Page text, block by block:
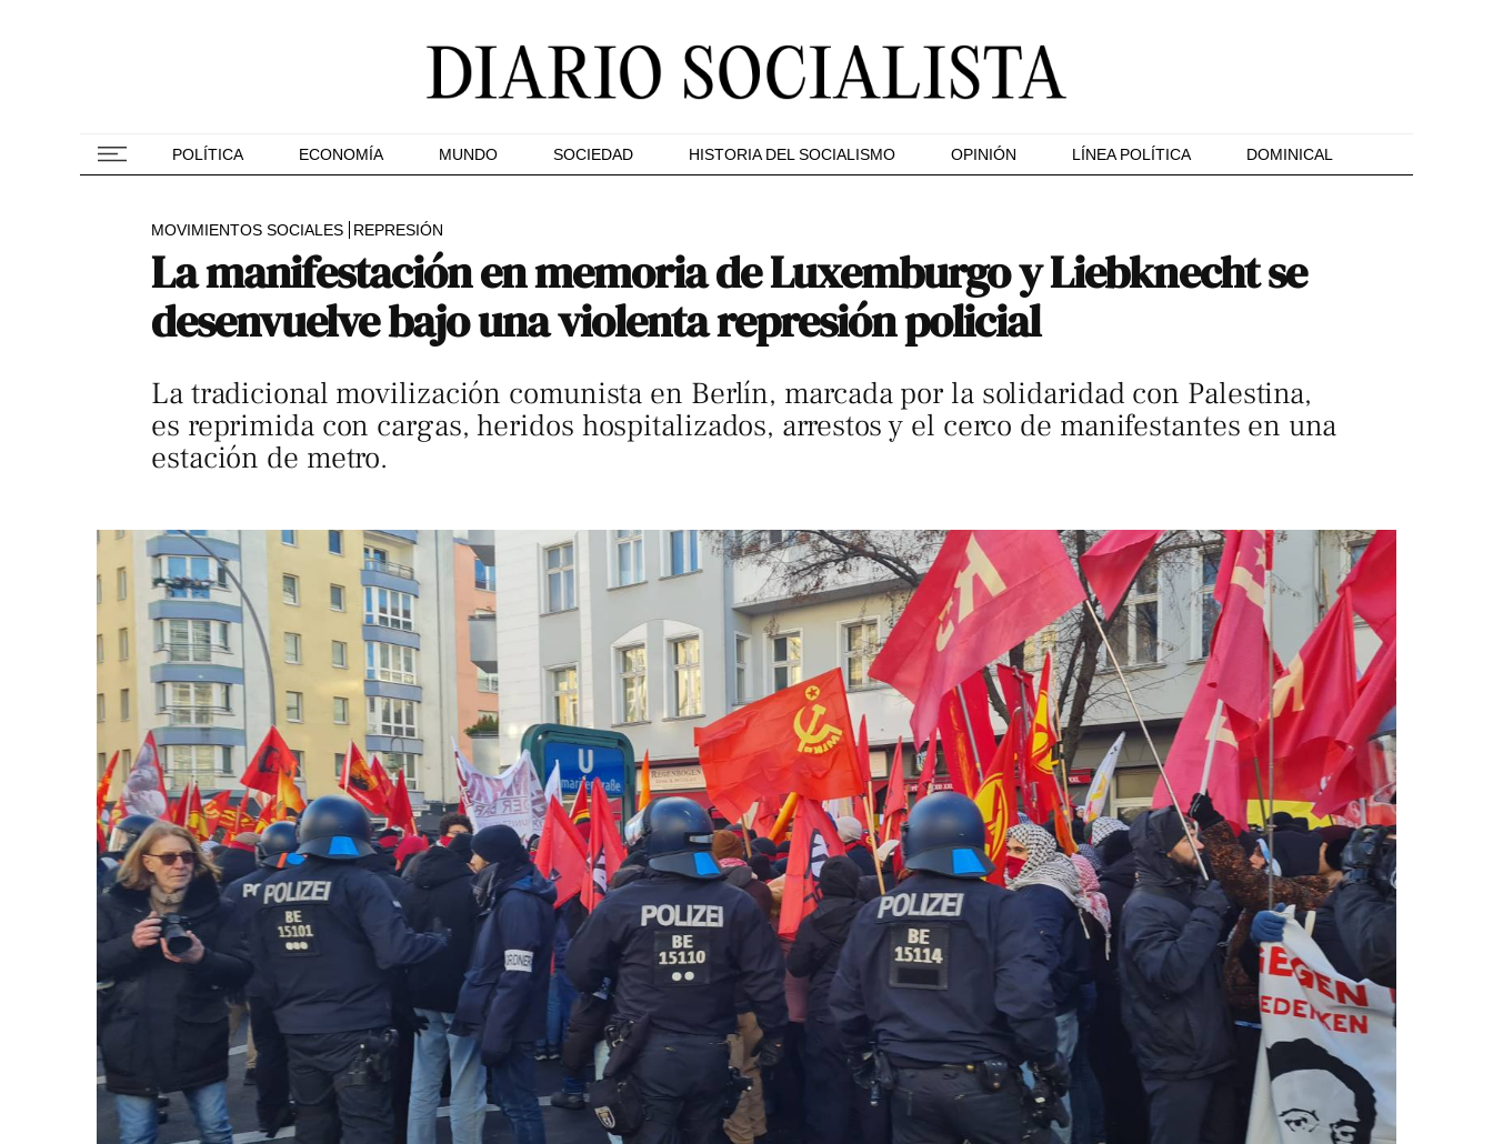
POLÍTICA ECONOMÍA MUNDO SOCIEDAD HISTORIA DEL SOCIALISMO OPINIÓN LÍNEA POLÍTICA DOMINICAL
MOVIMIENTOS SOCIALES REPRESIÓN
La manifestación en memoria de Luxemburgo y Liebknecht se
desenvuelve bajo una violenta represión policial
La tradicional movilización comunista en Berlín, marcada por la solidaridad con Palestina,
es reprimida con cargas, heridos hospitalizados, arrestos y el cerco de manifestantes en una
estación de metro.